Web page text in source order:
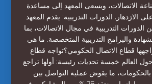
الاتصالات، ويسعى المعهد إلى مساعدة
الازدهار. الدورات التدريبية: يقدم المعهد
التدريبية في مجال الاتصالات، بما
والبرامج التدريبية المتخصصة. ما هي
قطاع الاتصال الحكومي؟تواجه قطاع
العالم خمسة تحديات رئيسة: أولها تراجع
ما يقوض عملية التواصل بين